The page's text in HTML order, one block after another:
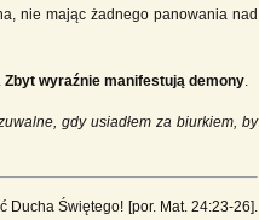
nie mając żadnego panowania nad
Zbyt wyraźnie manifestują demony.
gdy usiadłem za biurkiem, by
Ducha Świętego! [por. Mat. 24:23-26].